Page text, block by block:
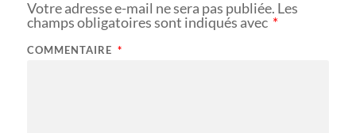
Votre adresse e-mail ne sera pas publiée. Les
champs obligatoires sont indiqués avec *
COMMENTAIRE *